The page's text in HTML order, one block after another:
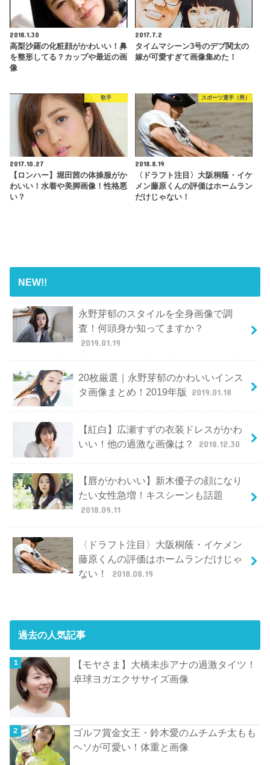
2018.1.30
高梨沙羅の化粧顔がかわいい！鼻
を整形してる？カップや最近の画
像
2017.7.2
タイムマシーン3号のデブ関太の
嫁が可愛すぎて画像集めた！
歌手
2017.10.27
【ロンハー】堀田茜の体操服がか
わいい！水着や美脚画像！性格悪
い？
スポーツ選手（男）
2018.8.19
〈ドラフト注目〉大阪桐蔭・イケ
メン藤原くんの評価はホームラン
だけじゃない！
NEW!!
永野芽郁のスタイルを全身画像で調
査！何頭身か知ってますか？
2019.01.19
20枚厳選｜永野芽郁のかわいいインス
タ画像まとめ！2019年版
2019.01.18
【紅白】広瀬すずの衣装ドレスがかわ
いい！他の過激な画像は？
2018.12.30
【唇がかわいい】新木優子の顔になり
たい女性急増！キスシーンも話題
2018.09.11
〈ドラフト注目〉大阪桐蔭・イケメン
藤原くんの評価はホームランだけじゃ
ない！
2018.08.19
過去の人気記事
【モヤさま】大橋未歩アナの過激タイツ！
卓球ヨガエクササイズ画像
ゴルフ賞金女王・鈴木愛のムチムチ太もも
ヘソが可愛い！体重と画像